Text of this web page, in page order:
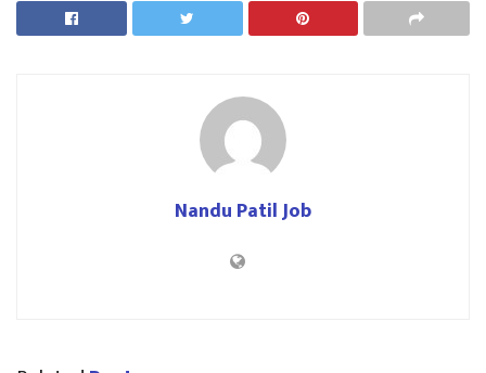
Nandu Patil Job